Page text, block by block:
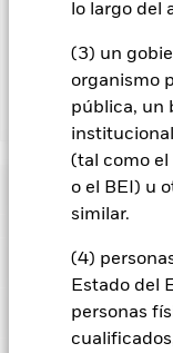
lo largo del
(3) un
organismo
pública, un
(tal como el
o el BEI) u
similar.
(4)
Estado del
personas
de valores no
Fondo, esto ha
BGF Euro Short
Ver gráfico
El riesgo de
impagos de los
la rentabilidad de
calificación de
incrementar el nivel
Datos
a 05 ago 2026